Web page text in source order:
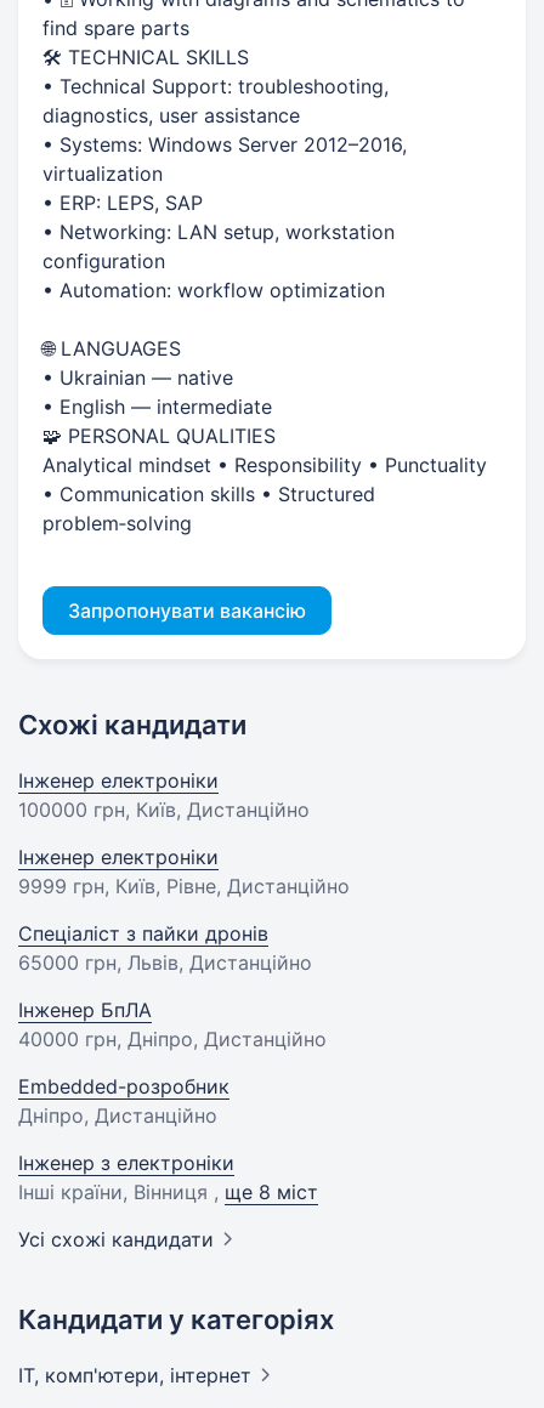
find spare parts
🛠 TECHNICAL SKILLS
• Technical Support: troubleshooting,
diagnostics, user assistance
• Systems: Windows Server 2012–2016,
virtualization
• ERP: LEPS, SAP
• Networking: LAN setup, workstation
configuration
• Automation: workflow optimization
🌐 LANGUAGES
• Ukrainian — native
• English — intermediate
🧩 PERSONAL QUALITIES
Analytical mindset • Responsibility • Punctuality
• Communication skills • Structured
problem‑solving
Запропонувати вакансію
Схожі кандидати
Інженер електроніки
100000 грн, Київ, Дистанційно
Інженер електроніки
9999 грн, Київ, Рівне, Дистанційно
Спеціаліст з пайки дронів
65000 грн, Львів, Дистанційно
Інженер БпЛА
40000 грн, Дніпро, Дистанційно
Embedded-розробник
Дніпро, Дистанційно
Інженер з електроніки
Інші країни, Вінниця , ще 8 міст
Усі схожі кандидати
Кандидати у категоріях
IT, комп'ютери, інтернет